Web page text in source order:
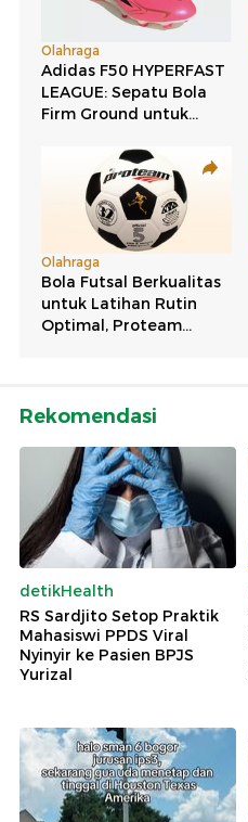
Rekomendasi
detikHealth
RS Sardjito Setop Praktik
Mahasiswi PPDS Viral
Nyinyir ke Pasien BPJS
Yurizal